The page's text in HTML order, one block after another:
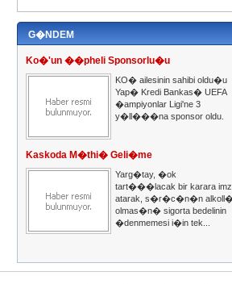
G�NDEM
Ko�'un ��pheli Sponsorlu�u
KO� ailesinin sahibi oldu�u
Yap� Kredi Bankas� UEFA
�ampiyonlar Ligi'ne 3
y�ll���na sponsor oldu.
Kaskoda M�thi� Geli�me
Yarg�tay, �ok
tart���lacak bir karara
atarak, s�r�c�n�n
olmas�n� sigorta bedelinin
�denmemesi i�in tek...